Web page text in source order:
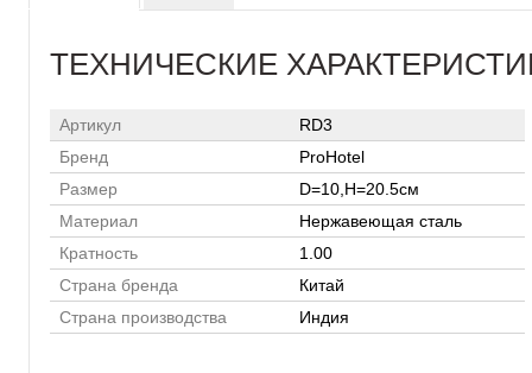
ТЕХНИЧЕСКИЕ
Артикул
RD3
Бренд
ProHotel
Размер
D=10,H=20.5см
Материал
Нержавеющая сталь
Кратность
1.00
Страна бренда
Китай
Страна производства
Индия